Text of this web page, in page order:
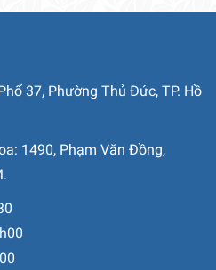
37, Phường Thủ Đức, TP. Hồ
1490, Phạm Văn Đồng,